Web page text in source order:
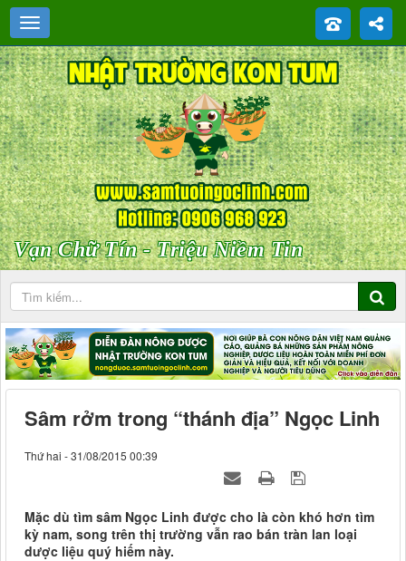
Vạn Chữ Tín - Triệu Niềm Tin
Sâm rởm trong “thánh địa” Ngọc Linh
Thứ hai - 31/08/2015 00:39
Mặc dù tìm sâm Ngọc Linh được cho là còn khó hơn tìm
kỳ nam, song trên thị trường vẫn rao bán tràn lan loại
dược liệu quý hiếm này.